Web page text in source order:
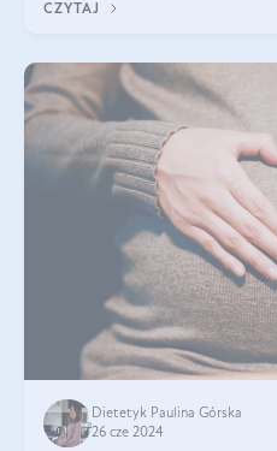
CZYTAJ
Dietetyk Paulina Górska
26 cze 2024